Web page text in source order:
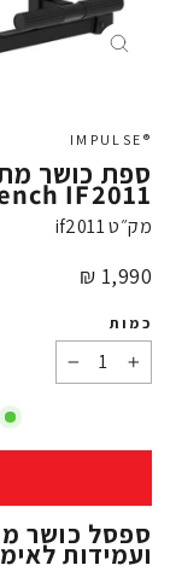
®IMPULSE
IF2011
מק״טif2011
מחיר
1,990 ₪
כמות
−
+
ועמידות